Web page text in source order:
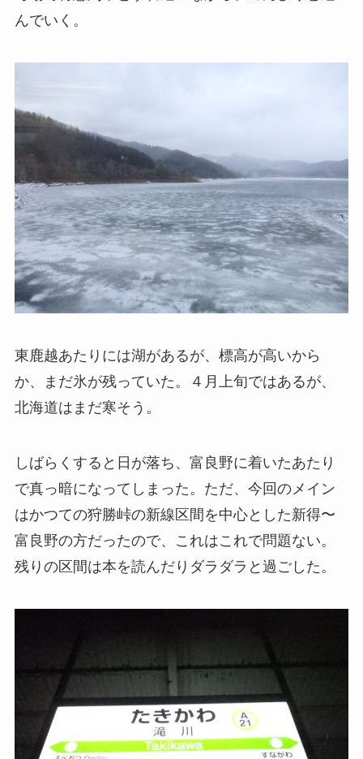
んでいく。
東鹿越あたりには湖があるが、標高が高いから
か、まだ氷が残っていた。４月上旬ではあるが、
北海道はまだ寒そう。
しばらくすると日が落ち、富良野に着いたあたり
で真っ暗になってしまった。ただ、今回のメイン
はかつての狩勝峠の新線区間を中心とした新得〜
富良野の方だったので、これはこれで問題ない。
残りの区間は本を読んだりダラダラと過ごした。